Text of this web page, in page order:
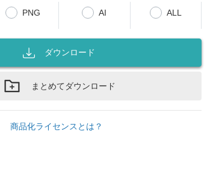
PNG AI ALL
ダウンロード
まとめてダウンロード
商品化ライセンスとは？